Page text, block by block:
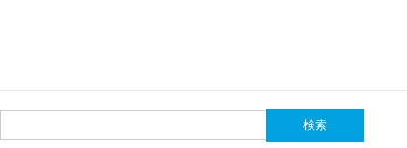
索: